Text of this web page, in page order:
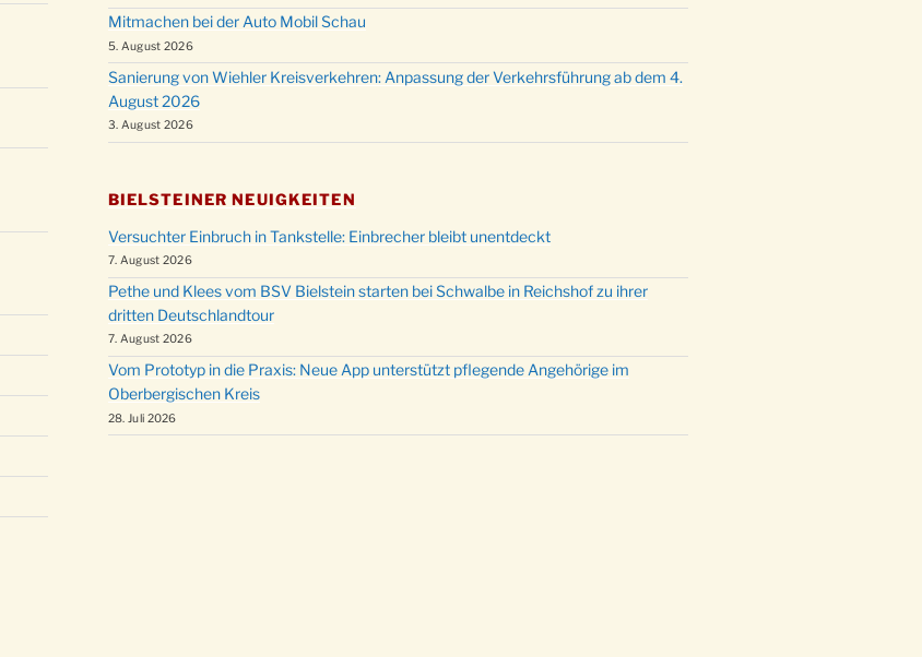
Mitmachen bei der Auto Mobil Schau
5. August 2026
Sanierung von Wiehler Kreisverkehren: Anpassung der Verkehrsführung ab dem 4.
August 2026
3. August 2026
BIELSTEINER NEUIGKEITEN
Versuchter Einbruch in Tankstelle: Einbrecher bleibt unentdeckt
7. August 2026
Pethe und Klees vom BSV Bielstein starten bei Schwalbe in Reichshof zu ihrer
dritten Deutschlandtour
7. August 2026
Vom Prototyp in die Praxis: Neue App unterstützt pflegende Angehörige im
Oberbergischen Kreis
28. Juli 2026